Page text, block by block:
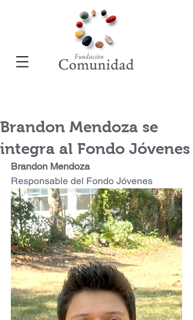
Brandon Mendoza se
integra al Fondo Jóvenes
Brandon Mendoza
Responsable del Fondo Jóvenes